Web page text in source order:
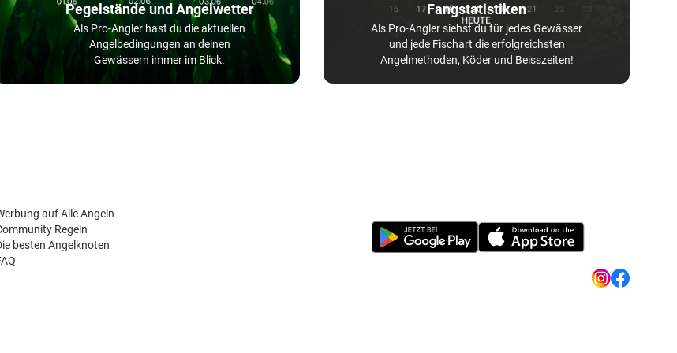
Pegelstände und Angelwetter
Als Pro-Angler hast du die aktuellen
Angelbedingungen an deinen
Gewässern immer im Blick.
Fangstatistiken
Als Pro-Angler siehst du für jedes Gewässer
und jede Fischart die erfolgreichsten
Angelmethoden, Köder und Beisszeiten!
auf Alle Angeln
Regeln
besten Angelknoten